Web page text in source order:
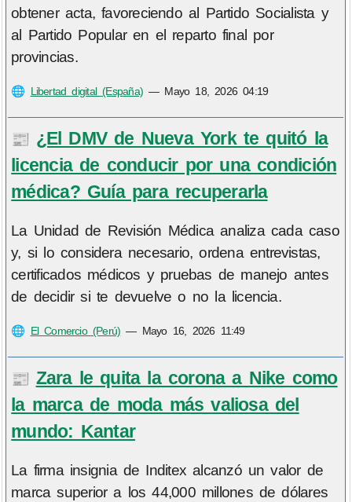
obtener acta, favoreciendo al Partido Socialista y
al Partido Popular en el reparto final por
provincias.
🌐 Libertad digital (España) — Mayo 18, 2026 04:19
📰 ¿El DMV de Nueva York te quitó la
licencia de conducir por una condición
médica? Guía para recuperarla
La Unidad de Revisión Médica analiza cada caso
y, si lo considera necesario, ordena entrevistas,
certificados médicos y pruebas de manejo antes
de decidir si te devuelve o no la licencia.
🌐 El Comercio (Perú) — Mayo 16, 2026 11:49
📰 Zara le quita la corona a Nike como
la marca de moda más valiosa del
mundo: Kantar
La firma insignia de Inditex alcanzó un valor de
marca superior a los 44,000 millones de dólares